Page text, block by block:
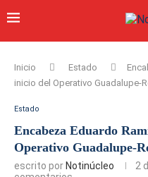
Inicio Estado
inicio del Operativo Guadalupe-
Estado
Encabeza Eduardo
Operativo Guadalupe-
escrito por Notinúcleo 2